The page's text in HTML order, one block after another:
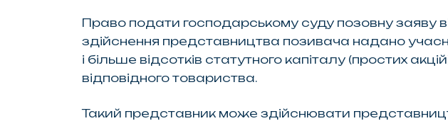
Право подати господарському суду позовну заяву
здійснення представництва позивача надано
і більше відсотків статутного капіталу (простих
відповідного товариства.
Такий представник може здійснювати